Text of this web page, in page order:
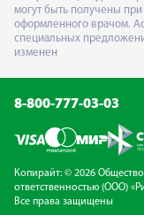
могут быть получены
оформленного врачом.
специальных
изменен
8-800-777-03-03
Копирайт: © 2026
ответственностью (ООО)
Все права защищены